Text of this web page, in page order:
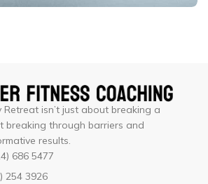
Retreat isn’t just about breaking a
through barriers and
results.
686 5477
254 3926